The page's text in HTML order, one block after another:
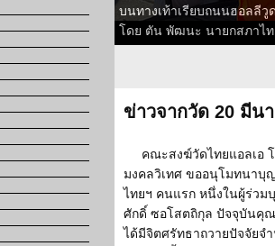
บนทางเท้าเรียบถนนฮอลลี
โดย ตัน พัฒนะ นายกสภาไ
ข่าวจากวัด 20 มีน
คณะสงฆ์วัดไทยแอลเอ
มงคลวิเทศ ขออนุโมทนาบุ
ไทยฯ คนแรก หนึ่งในผู้ร่วม
ศักดิ์ ซอโสตถิกุล ปัจจุบันคุณ
ได้มีจิตศรัทธาถวายปัจจัยจ